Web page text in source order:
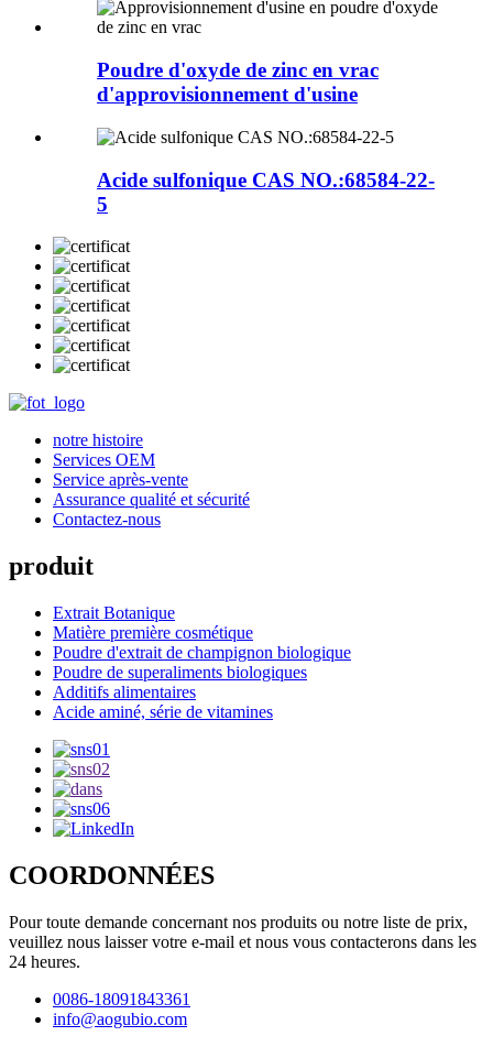
Poudre d'oxyde de zinc en vrac
d'approvisionnement d'usine
Acide sulfonique CAS NO.:68584-22-
5
notre histoire
Services OEM
Service après-vente
Assurance qualité et sécurité
Contactez-nous
produit
Extrait Botanique
Matière première cosmétique
Poudre d'extrait de champignon biologique
Poudre de superaliments biologiques
Additifs alimentaires
Acide aminé, série de vitamines
COORDONNÉES
Pour toute demande concernant nos produits ou notre liste de prix,
veuillez nous laisser votre e-mail et nous vous contacterons dans les
24 heures.
0086-18091843361
info@aogubio.com